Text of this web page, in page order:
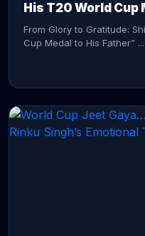
His T20 World Cup
From Glory to Gratitude:
Cup Medal to His Father” ...